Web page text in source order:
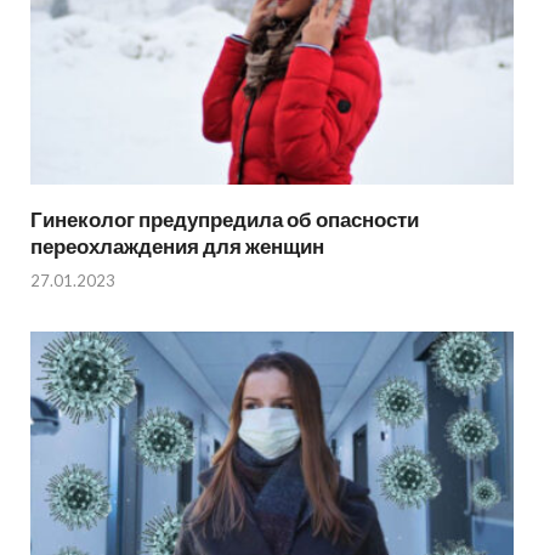
Гинеколог предупредила об опасности
переохлаждения для женщин
27.01.2023